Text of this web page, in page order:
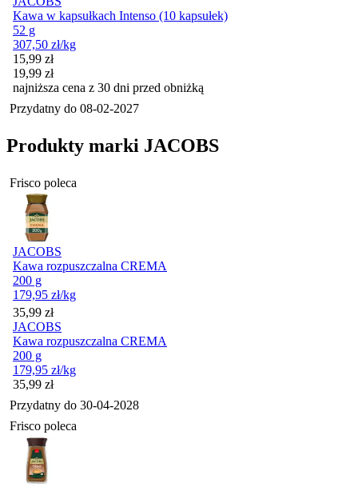
Kawa w kapsułkach Intenso (10 kapsułek)
52 g
307,50 zł/kg
Cena promocyjna
15,99 zł
19,99 zł
najniższa cena z 30 dni przed obniżką
Przydatny do 08-02-2027
Produkty marki JACOBS
Frisco poleca
JACOBS
Kawa rozpuszczalna CREMA
200 g
179,95 zł/kg
Cena
35,99 zł
JACOBS
Kawa rozpuszczalna CREMA
200 g
179,95 zł/kg
Cena
35,99 zł
Przydatny do 30-04-2028
Frisco poleca